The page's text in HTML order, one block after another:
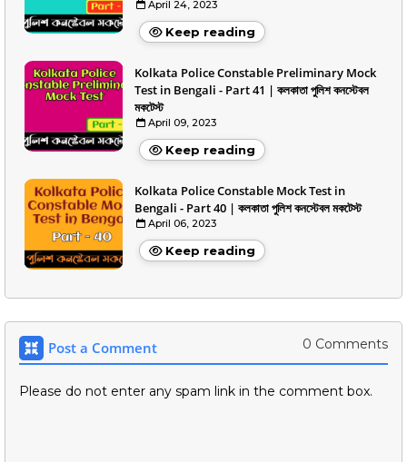
April 24, 2023
Keep reading
Kolkata Police Constable Preliminary Mock
Test in Bengali - Part 41 | কলকাতা পুলিশ কনস্টেবল
মকটেস্ট
April 09, 2023
Keep reading
Kolkata Police Constable Mock Test in
Bengali - Part 40 | কলকাতা পুলিশ কনস্টেবল মকটেস্ট
April 06, 2023
Keep reading
Post a Comment 0 Comments
Please do not enter any spam link in the comment box.